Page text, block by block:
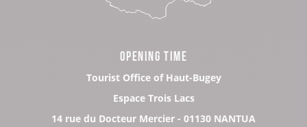
OPENING TIME
Tourist Office of Haut-Bugey
Espace Trois Lacs
14 rue du Docteur Mercier - 01130 NANTUA